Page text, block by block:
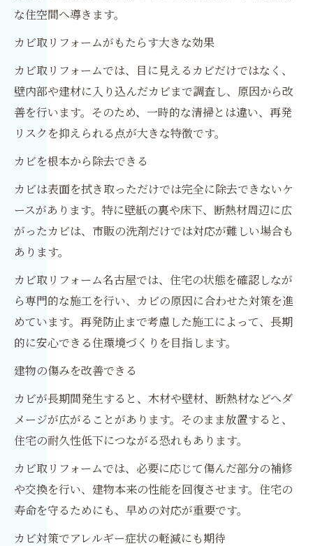
な住空間へ導きます。
カビ取リフォームがもたらす大きな効果
カビ取リフォームでは、目に見えるカビだけではなく、
壁内部や建材に入り込んだカビまで調査し、原因から改
善を行います。そのため、一時的な清掃とは違い、再発
リスクを抑えられる点が大きな特徴です。
カビを根本から除去できる
カビは表面を拭き取っただけでは完全に除去できないケ
ースがあります。特に壁紙の裏や床下、断熱材周辺に広
がったカビは、市販の洗剤だけでは対応が難しい場合も
あります。
カビ取リフォーム名古屋では、住宅の状態を確認しなが
ら専門的な施工を行い、カビの原因に合わせた対策を進
めています。再発防止まで考慮した施工によって、長期
的に安心できる住環境づくりを目指します。
建物の傷みを改善できる
カビが長期間発生すると、木材や壁材、断熱材などへダ
メージが広がることがあります。そのまま放置すると、
住宅の耐久性低下につながる恐れもあります。
カビ取リフォームでは、必要に応じて傷んだ部分の補修
や交換を行い、建物本来の性能を回復させます。住宅の
寿命を守るためにも、早めの対応が重要です。
カビ対策でアレルギー症状の軽減にも期待